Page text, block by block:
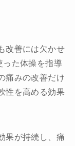
改善には欠かせ
った体操を指導
痛みの改善だけ
性を高める効果
果が持続し、痛